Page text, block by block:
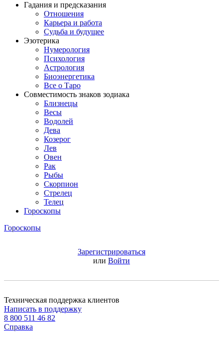
Гадания и предсказания
Отношения
Карьера и работа
Cудьба и будущее
Эзотерика
Нумерология
Психология
Астрология
Биоэнергетика
Все о Таро
Совместимость знаков зодиака
Близнецы
Весы
Водолей
Дева
Козерог
Лев
Овен
Рак
Рыбы
Скорпион
Стрелец
Телец
Гороскопы
Гороскопы
Зарегистрироваться
или Войти
Техническая поддержка клиентов
Написать в поддержку
8 800 511 46 82
Справка